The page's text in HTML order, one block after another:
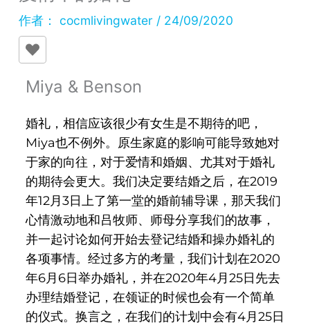
作者： cocmlivingwater / 24/09/2020
Miya & Benson
婚礼，相信应该很少有女生是不期待的吧，
Miya也不例外。原生家庭的影响可能导致她对
于家的向往，对于爱情和婚姻、尤其对于婚礼
的期待会更大。我们决定要结婚之后，在2019
年12月3日上了第一堂的婚前辅导课，那天我们
心情激动地和吕牧师、师母分享我们的故事，
并一起讨论如何开始去登记结婚和操办婚礼的
各项事情。经过多方的考量，我们计划在2020
年6月6日举办婚礼，并在2020年4月25日先去
办理结婚登记，在领证的时候也会有一个简单
的仪式。换言之，在我们的计划中会有4月25日